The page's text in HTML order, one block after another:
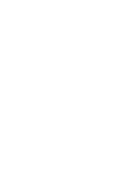
Auswahl von Werbeanzeigen
Werbung
personalisierter Werbung